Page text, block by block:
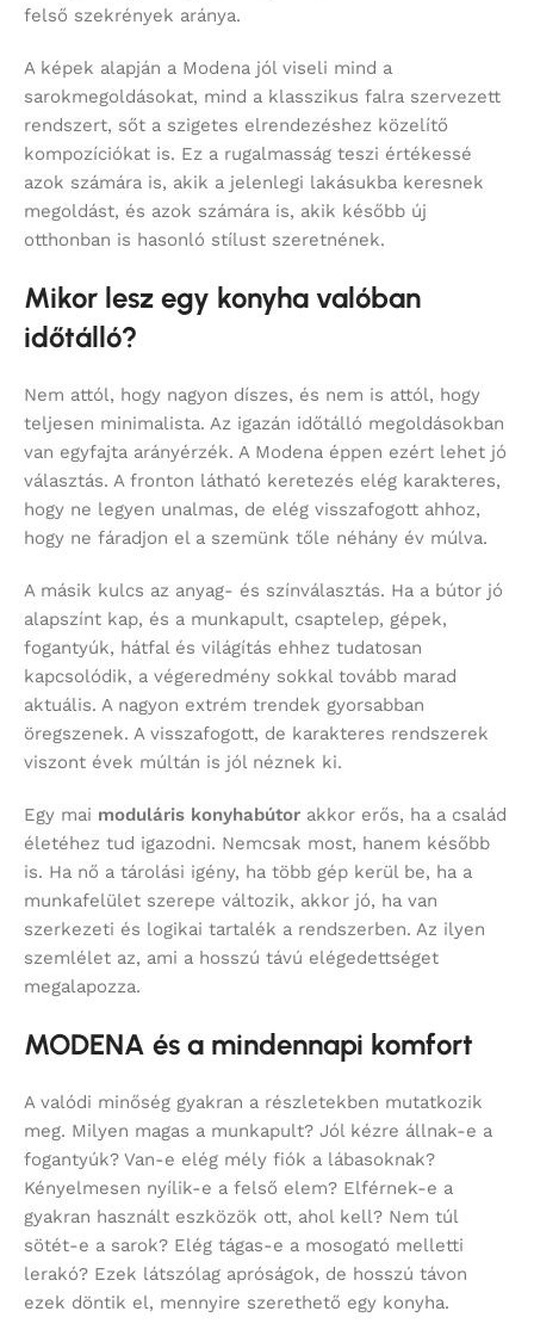
felső szekrények aránya.
A képek alapján a Modena jól viseli mind a
sarokmegoldásokat, mind a klasszikus falra szervezett
rendszert, sőt a szigetes elrendezéshez közelítő
kompozíciókat is. Ez a rugalmasság teszi értékessé
azok számára is, akik a jelenlegi lakásukba keresnek
megoldást, és azok számára is, akik később új
otthonban is hasonló stílust szeretnének.
Mikor lesz egy konyha valóban
időtálló?
Nem attól, hogy nagyon díszes, és nem is attól, hogy
teljesen minimalista. Az igazán időtálló megoldásokban
van egyfajta arányérzék. A Modena éppen ezért lehet jó
választás. A fronton látható keretezés elég karakteres,
hogy ne legyen unalmas, de elég visszafogott ahhoz,
hogy ne fáradjon el a szemünk tőle néhány év múlva.
A másik kulcs az anyag- és színválasztás. Ha a bútor jó
alapszínt kap, és a munkapult, csaptelep, gépek,
fogantyúk, hátfal és világítás ehhez tudatosan
kapcsolódik, a végeredmény sokkal tovább marad
aktuális. A nagyon extrém trendek gyorsabban
öregszenek. A visszafogott, de karakteres rendszerek
viszont évek múltán is jól néznek ki.
Egy mai moduláris konyhabútor akkor erős, ha a család
életéhez tud igazodni. Nemcsak most, hanem később
is. Ha nő a tárolási igény, ha több gép kerül be, ha a
munkafelület szerepe változik, akkor jó, ha van
szerkezeti és logikai tartalék a rendszerben. Az ilyen
szemlélet az, ami a hosszú távú elégedettséget
megalapozza.
MODENA és a mindennapi komfort
A valódi minőség gyakran a részletekben mutatkozik
meg. Milyen magas a munkapult? Jól kézre állnak-e a
fogantyúk? Van-e elég mély fiók a lábasoknak?
Kényelmesen nyílik-e a felső elem? Elférnek-e a
gyakran használt eszközök ott, ahol kell? Nem túl
sötét-e a sarok? Elég tágas-e a mosogató melletti
lerakó? Ezek látszólag apróságok, de hosszú távon
ezek döntik el, mennyire szerethető egy konyha.